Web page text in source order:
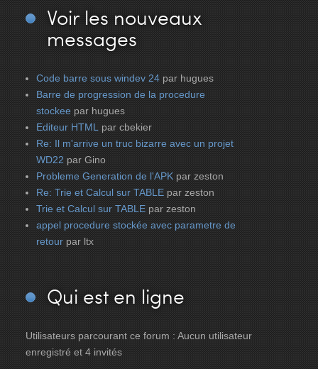
Voir les nouveaux
messages
Code barre sous windev 24 par hugues
Barre de progression de la procedure
stockee par hugues
Editeur HTML par cbekier
Re: Il m'arrive un truc bizarre avec un projet
WD22 par Gino
Probleme Generation de l'APK par zeston
Re: Trie et Calcul sur TABLE par zeston
Trie et Calcul sur TABLE par zeston
appel procedure stockée avec parametre de
retour par ltx
Qui est en ligne
Utilisateurs parcourant ce forum : Aucun utilisateur
enregistré et 4 invités